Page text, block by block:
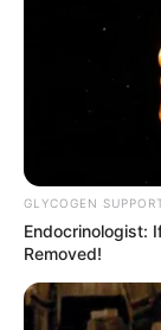
GLYCOGEN
Endocrinologist:
Removed!